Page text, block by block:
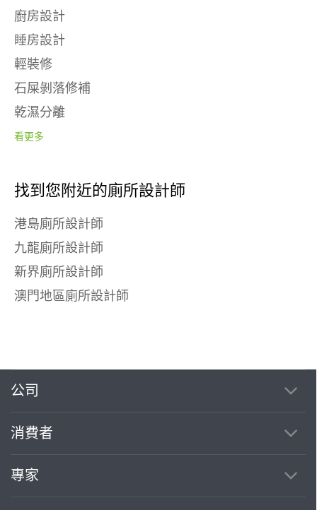
廚房設計
睡房設計
輕裝修
石屎剝落修補
乾濕分離
看更多
找到您附近的廁所設計師
港島廁所設計師
九龍廁所設計師
新界廁所設計師
澳門地區廁所設計師
公司
消費者
專家